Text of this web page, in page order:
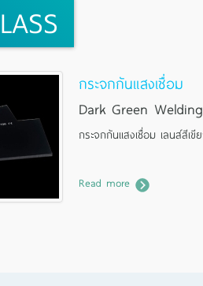
กระจกกันแสงเชื่อม
Dark Green
กระจกกันแสงเชื่อม เลนส์สีเขี
Read more